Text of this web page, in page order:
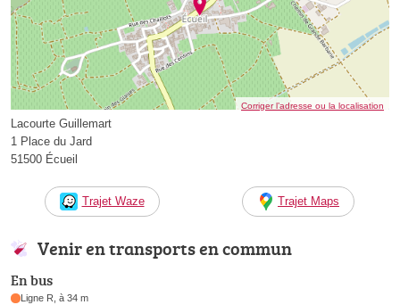
Corriger l’adresse ou la localisation
Lacourte Guillemart
1 Place du Jard
51500 Écueil
Trajet Waze Trajet Maps
Venir en transports en commun
En bus
Ligne R, à 34 m